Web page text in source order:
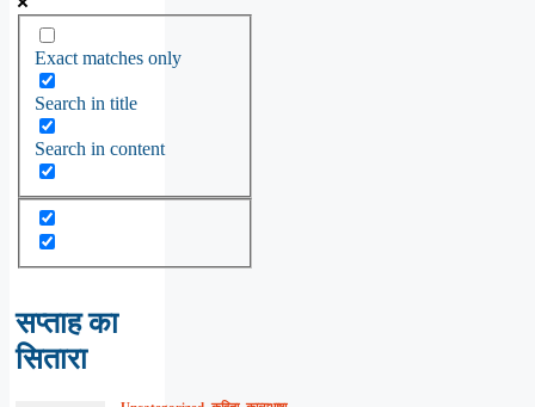
Exact matches only
Search in title
Search in content
सप्ताह का
सितारा